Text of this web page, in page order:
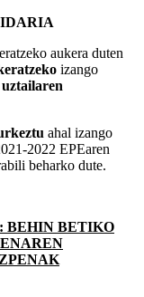
aukera duten
izango
ahal izango
2022 EPEaren
beharko dute.
BEHIN BETIKO